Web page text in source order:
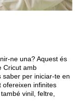
ne una? Aquest és
Cricut amb
saber per iniciar-te en
ofereixen infinites
vinil, feltre,